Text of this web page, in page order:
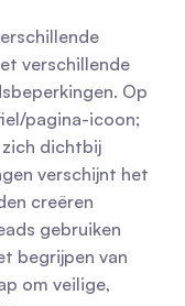
verschillende
Op
pagina-icoon;
dichtbij
verschijnt het
creëren
gebruiken
begrijpen van
om veilige,